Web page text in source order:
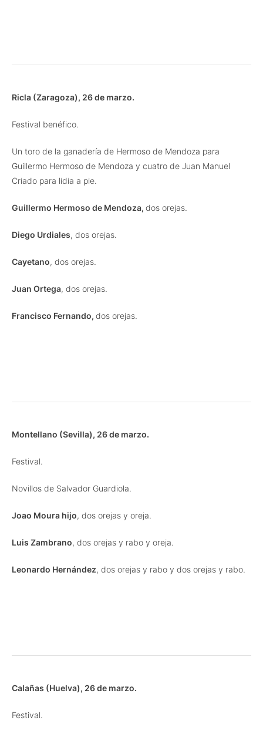
Ricla (Zaragoza), 26 de marzo.
Festival benéfico.
Un toro de la ganadería de Hermoso de Mendoza para
Guillermo Hermoso de Mendoza y cuatro de Juan Manuel
Criado para lidia a pie.
Guillermo Hermoso de Mendoza, dos orejas.
Diego Urdiales, dos orejas.
Cayetano, dos orejas.
Juan Ortega, dos orejas.
Francisco Fernando, dos orejas.
Montellano (Sevilla), 26 de marzo.
Festival.
Novillos de Salvador Guardiola.
Joao Moura hijo, dos orejas y oreja.
Luis Zambrano, dos orejas y rabo y oreja.
Leonardo Hernández, dos orejas y rabo y dos orejas y rabo.
Calañas (Huelva), 26 de marzo.
Festival.